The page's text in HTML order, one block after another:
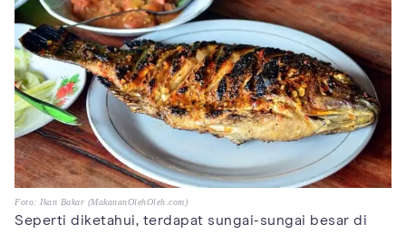
Foto: Ikan Bakar (MakananOlehOleh.com)
Seperti diketahui, terdapat sungai-sungai besar di